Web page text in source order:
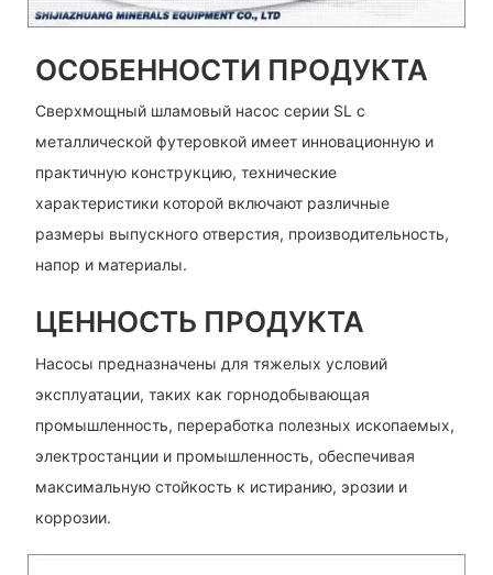
ОСОБЕННОСТИ ПРОДУКТА
Сверхмощный шламовый насос серии SL с
металлической футеровкой имеет инновационную и
практичную конструкцию, технические
характеристики которой включают различные
размеры выпускного отверстия, производительность,
напор и материалы.
ЦЕННОСТЬ ПРОДУКТА
Насосы предназначены для тяжелых условий
эксплуатации, таких как горнодобывающая
промышленность, переработка полезных ископаемых,
электростанции и промышленность, обеспечивая
максимальную стойкость к истиранию, эрозии и
коррозии.